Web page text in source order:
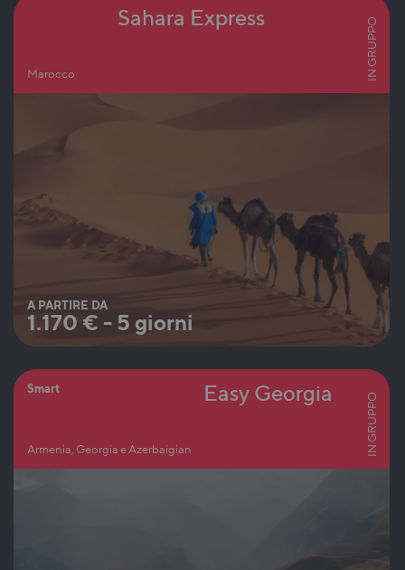
Marocco
Sahara Express IN GRUPPO
A PARTIRE DA
1.170 € - 5 giorni
Smart
Armenia, Georgia e Azerbaigian
Easy Georgia IN GRUPPO